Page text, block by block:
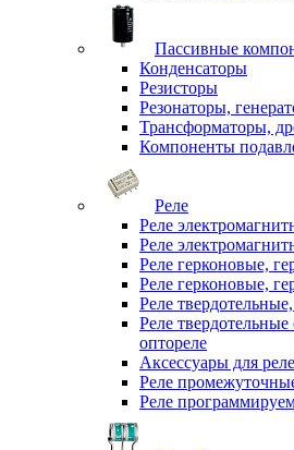
Пассивные
Конденсаторы
Резисторы
Резонаторы,
Трансформаторы,
Компоненты
Реле
Реле
Реле
Реле герконовые,
Реле герконовые,
Реле
Реле твердотельные
оптореле
Аксессуары для реле
Реле
Реле